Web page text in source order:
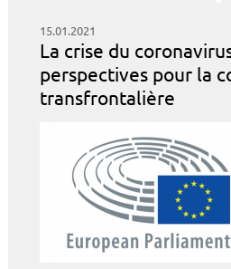
15.01.2021
La crise du
perspectives pour la
transfrontalière